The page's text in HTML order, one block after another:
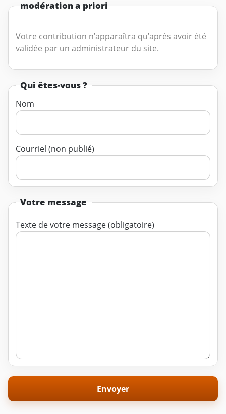
modération a priori
Votre contribution n’apparaîtra qu’après avoir été
validée par un administrateur du site.
Qui êtes-vous ?
Nom
Courriel (non publié)
Votre message
Texte de votre message (obligatoire)